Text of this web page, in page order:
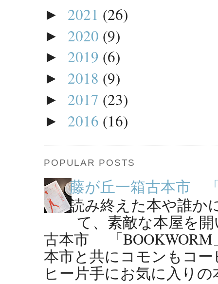
► 2021 (26)
► 2020 (9)
► 2019 (6)
► 2018 (9)
► 2017 (23)
► 2016 (16)
POPULAR POSTS
藤が丘一箱古本市
読み終えた本や誰か
て、素敵な本屋を
古本市 「BOOKWORM
本市と共にコモンもコ
ヒー片手にお気に入り